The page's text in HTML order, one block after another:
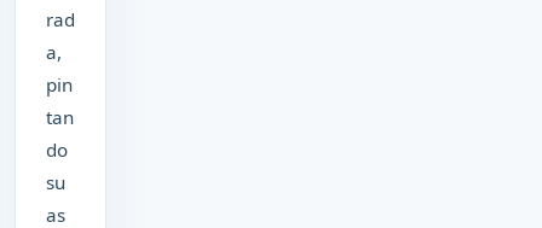
rad
a,
pin
tan
do
su
as